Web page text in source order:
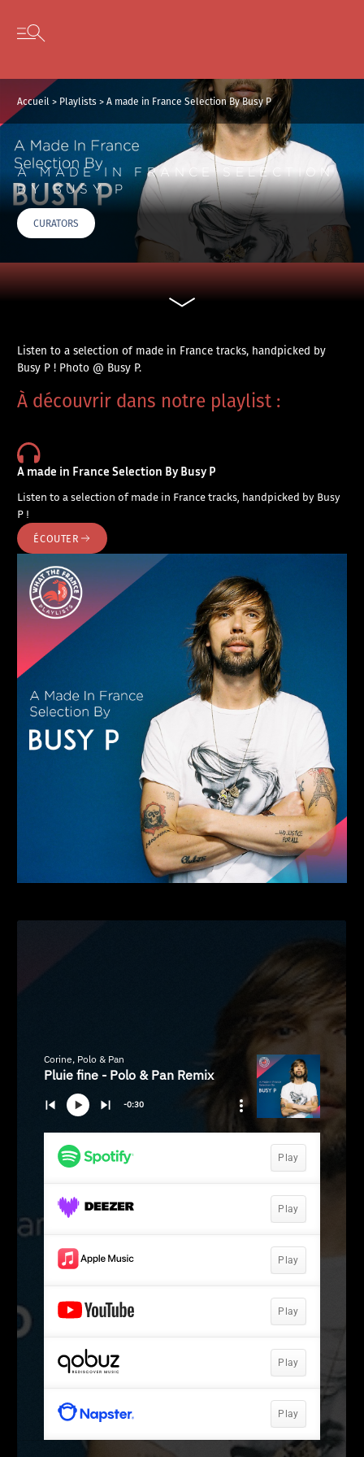
Skip to content
Open secondary menu
Accueil > Playlists >A made in France Selection By Busy P
A MADE IN FRANCE SELECTION
BY BUSY P
CURATORS
Listen to a selection of made in France tracks, handpicked by
Busy P ! Photo @ Busy P.
À découvrir dans notre playlist :
A made in France Selection By Busy P
Listen to a selection of made in France tracks, handpicked by Busy
P !
ÉCOUTER